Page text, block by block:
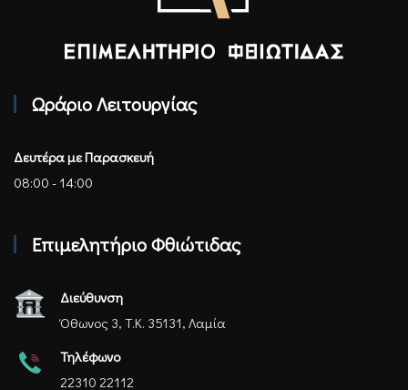
Ωράριο Λειτουργίας
Δευτέρα με Παρασκευή
08:00 - 14:00
Επιμελητήριο Φθιώτιδας
Διεύθυνση
Όθωνος 3, Τ.Κ. 35131, Λαμία
Τηλέφωνο
22310 22112